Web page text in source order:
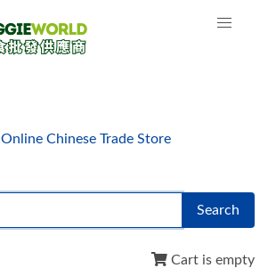
Online Chinese Trade Store
Search
Cart is empty